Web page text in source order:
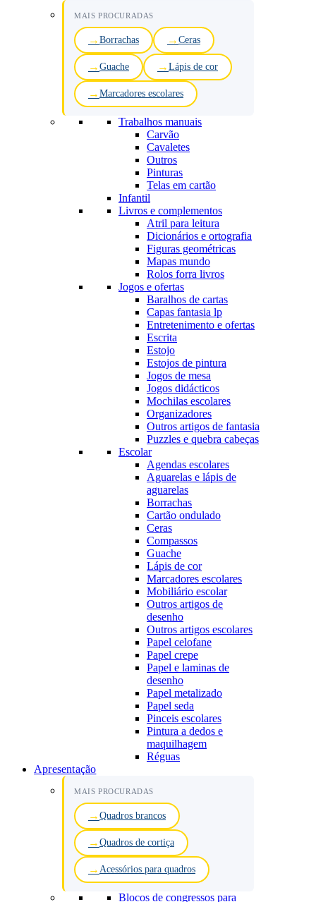
MAIS PROCURADAS
Borrachas Ceras
Guache Lápis de cor
Marcadores escolares
Trabalhos manuais
Carvão
Cavaletes
Outros
Pinturas
Telas em cartão
Infantil
Livros e complementos
Atril para leitura
Dicionários e ortografia
Figuras geométricas
Mapas mundo
Rolos forra livros
Jogos e ofertas
Baralhos de cartas
Capas fantasia lp
Entretenimento e ofertas
Escrita
Estojo
Estojos de pintura
Jogos de mesa
Jogos didácticos
Mochilas escolares
Organizadores
Outros artigos de fantasia
Puzzles e quebra cabeças
Escolar
Agendas escolares
Aguarelas e lápis de
aguarelas
Borrachas
Cartão ondulado
Ceras
Compassos
Guache
Lápis de cor
Marcadores escolares
Mobiliário escolar
Outros artigos de
desenho
Outros artigos escolares
Papel celofane
Papel crepe
Papel e laminas de
desenho
Papel metalizado
Papel seda
Pinceis escolares
Pintura a dedos e
maquilhagem
Réguas
Apresentação
MAIS PROCURADAS
Quadros brancos
Quadros de cortiça
Acessórios para quadros
Blocos de congressos para